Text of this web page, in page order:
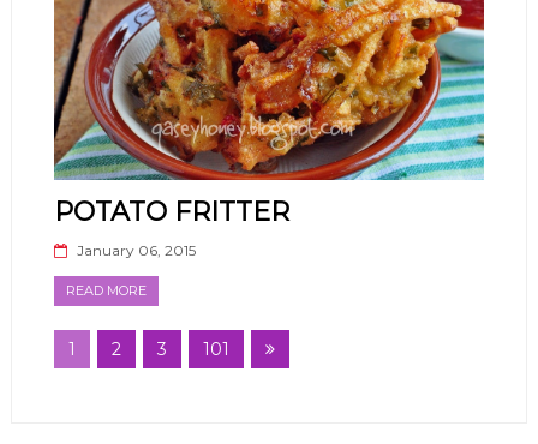
POTATO FRITTER
January 06, 2015
READ MORE
1 2 3 101